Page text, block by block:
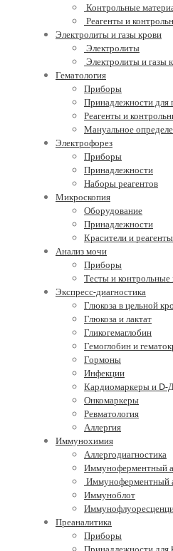
Контрольные
Реагенты и
Электролиты и газы крови
Электролиты
Электролиты и газы
Гематология
Приборы
Принадлежности для
Реагенты и
Мануальное
Электрофорез
Приборы
Принадлежности
Наборы реагентов
Микроскопия
Оборудование
Принадлежности
Красители и реагенты
Анализ мочи
Приборы
Тесты и
Экспресс-диагностика
Глюкоза в цельной
Глюкоза и лактат
Гликогемаглобин
Гемоглобин и
Гормоны
Инфекции
Кардиомаркеры и D-
Онкомаркеры
Ревматология
Аллергия
Иммунохимия
Аллергодиагностика
Иммуноферментный
Иммуноферментный
Иммуноблот
Преаналитика
Приборы
Принадлежности для